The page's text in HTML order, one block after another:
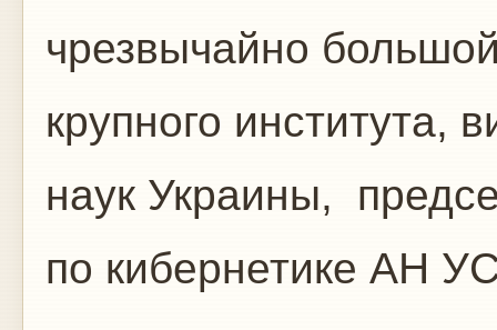
чрезвычайно
крупного института,
наук Украины,
по кибернетике АН